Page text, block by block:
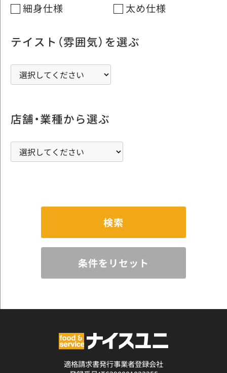
細身仕様
太め仕様
テイスト（雰囲気）を選ぶ
店舗・業種から選ぶ
検索
条件をリセット
適格請求書発行事業者登録会社